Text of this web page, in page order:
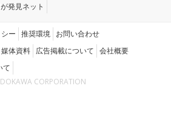
発見ネット
ー 推奨環境 お問い合わせ
媒体資料 広告掲載について 会社概要
て
CORPORATION